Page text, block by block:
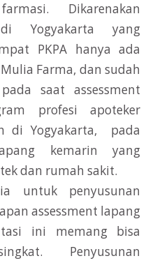
Dikarenakan
Yogyakarta yang
PKPA hanya ada
Farma, dan sudah
saat assessment
profesi apoteker
di Yogyakarta, pada
kemarin yang
dan rumah sakit.
untuk penyusunan
assessment lapang
ini memang bisa
Penyusunan